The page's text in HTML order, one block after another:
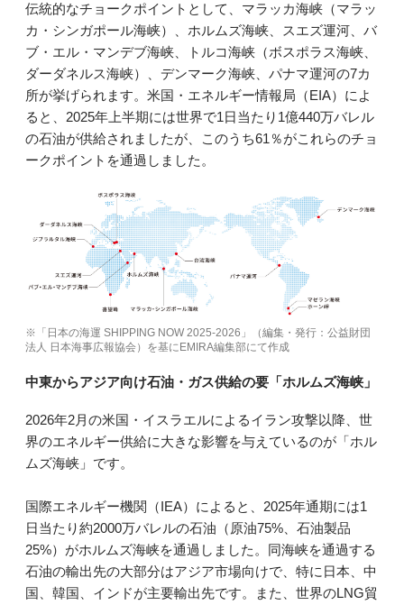
伝統的なチョークポイントとして、マラッカ海峡（マラッ
カ・シンガポール海峡）、ホルムズ海峡、スエズ運河、バ
ブ・エル・マンデブ海峡、トルコ海峡（ボスポラス海峡、
ダーダネルス海峡）、デンマーク海峡、パナマ運河の7カ
所が挙げられます。米国・エネルギー情報局（EIA）によ
ると、2025年上半期には世界で1日当たり1億440万バレル
の石油が供給されましたが、このうち61％がこれらのチョ
ークポイントを通過しました。
※「日本の海運 SHIPPING NOW 2025-2026」（編集・発行：公益財団
法人 日本海事広報協会）を基にEMIRA編集部にて作成
中東からアジア向け石油・ガス供給の要「ホルムズ海峡」
2026年2月の米国・イスラエルによるイラン攻撃以降、世
界のエネルギー供給に大きな影響を与えているのが「ホル
ムズ海峡」です。
国際エネルギー機関（IEA）によると、2025年通期には1
日当たり約2000万バレルの石油（原油75%、石油製品
25%）がホルムズ海峡を通過しました。同海峡を通過する
石油の輸出先の大部分はアジア市場向けで、特に日本、中
国、韓国、インドが主要輸出先です。また、世界のLNG貿